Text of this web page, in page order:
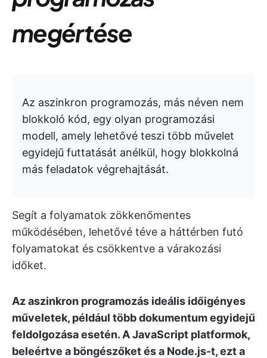
megértése
Az aszinkron programozás, más néven nem
blokkoló kód, egy olyan programozási
modell, amely lehetővé teszi több művelet
egyidejű futtatását anélkül, hogy blokkolná
más feladatok végrehajtását.
Segít a folyamatok zökkenőmentes
működésében, lehetővé téve a háttérben futó
folyamatokat és csökkentve a várakozási
időket.
Az aszinkron programozás ideális időigényes
műveletek, például több dokumentum egyidejű
feldolgozása esetén. A JavaScript platformok,
beleértve a böngészőket és a Node.js-t, ezt a